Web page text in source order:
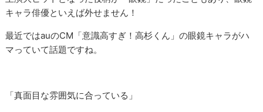
キャラ俳優といえば外せません！
最近ではauのCM「意識高すぎ！高杉くん」の眼鏡キャラがハ
マっていて話題ですね。
「真面目な雰囲気に合っている」